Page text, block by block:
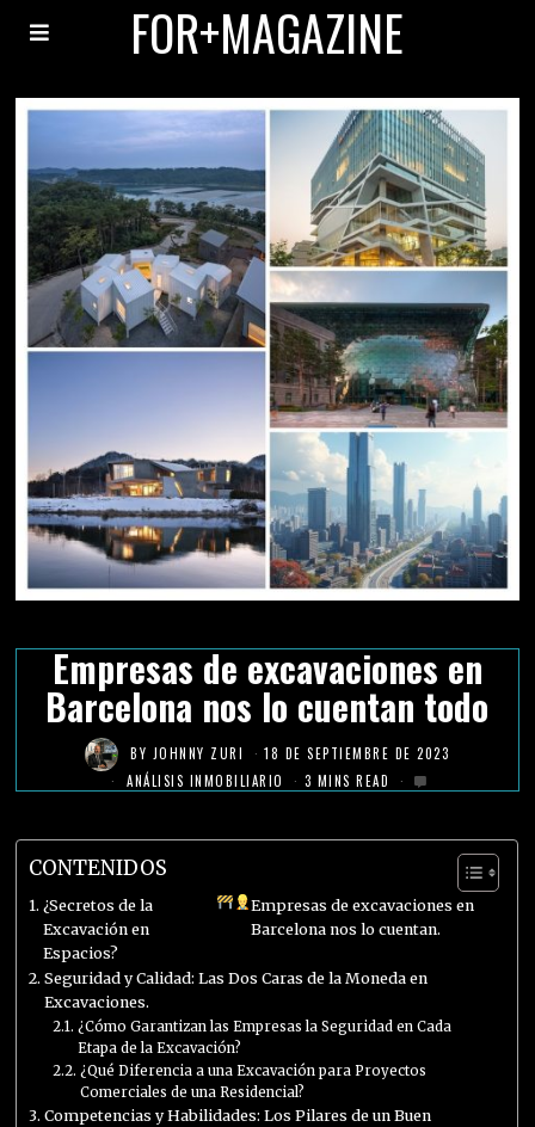
FOR+MAGAZINE
Empresas de excavaciones en
Barcelona nos lo cuentan todo
BY JOHNNY ZURI
18 DE SEPTIEMBRE DE 2023
ANÁLISIS INMOBILIARIO
3 MINS READ
CONTENIDOS
¿Secretos de la
Excavación en
Espacios?
Empresas de excavaciones en
Barcelona nos lo cuentan.
Seguridad y Calidad: Las Dos Caras de la Moneda en
Excavaciones.
¿Cómo Garantizan las Empresas la Seguridad en Cada
Etapa de la Excavación?
¿Qué Diferencia a una Excavación para Proyectos
Comerciales de una Residencial?
Competencias y Habilidades: Los Pilares de un Buen